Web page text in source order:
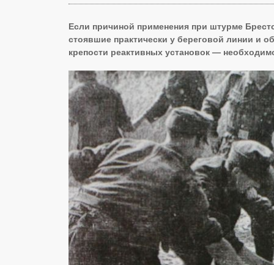
Если причиной применения при штурме
стоявшие практически у береговой линии и
крепости реактивных установок —